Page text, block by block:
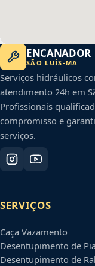
ENCANADOR
SÃO LUÍS-MA
Serviços hidráulicos
atendimento 24h em
Profissionais
compromisso e
serviços.
SERVIÇOS
Caça Vazamento
Desentupimento de Pia
Desentupimento de